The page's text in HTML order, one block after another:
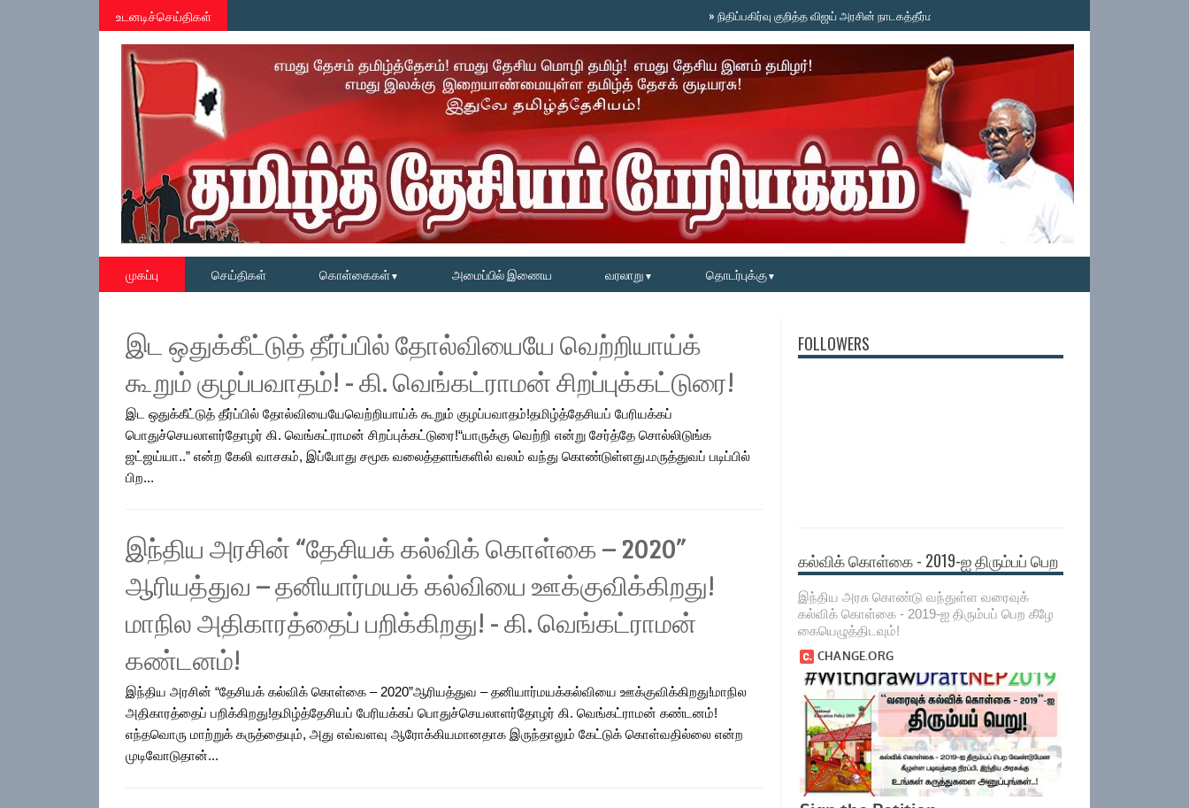
உடனடிச்செய்திகள் நிதிப்பகிர்வு குறித்த விஜய் அரசின் நாடகத்தீர்மானம்! தமிழ்த்தேசியப் பேரியக்கம் கண்டனம்!
முகப்பு செய்திகள் கொள்கைகள்▼ அமைப்பில் இணைய வரலாறு ▼ தொடர்புக்கு▼
இட ஒதுக்கீட்டுத் தீர்ப்பில் தோல்வியையே வெற்றியாய்க்
கூறும் குழப்பவாதம்! - கி. வெங்கட்ராமன் சிறப்புக்கட்டுரை!
இட ஒதுக்கீட்டுத் தீர்ப்பில் தோல்வியையேவெற்றியாய்க் கூறும் குழப்பவாதம்!தமிழ்த்தேசியப் பேரியக்கப்
பொதுச்செயலாளர்தோழர் கி. வெங்கட்ராமன் சிறப்புக்கட்டுரை!“யாருக்கு வெற்றி என்று சேர்த்தே சொல்லிடுங்க
ஜட்ஜய்யா..” என்ற கேலி வாசகம், இப்போது சமூக வலைத்தளங்களில் வலம் வந்து கொண்டுள்ளது.மருத்துவப் படிப்பில்
பிற...
இந்திய அரசின் “தேசியக் கல்விக் கொள்கை – 2020”
ஆரியத்துவ – தனியார்மயக் கல்வியை ஊக்குவிக்கிறது!
மாநில அதிகாரத்தைப் பறிக்கிறது! - கி. வெங்கட்ராமன்
கண்டனம்!
இந்திய அரசின் “தேசியக் கல்விக் கொள்கை – 2020”ஆரியத்துவ – தனியார்மயக்கல்வியை ஊக்குவிக்கிறது!மாநில
அதிகாரத்தைப் பறிக்கிறது!தமிழ்த்தேசியப் பேரியக்கப் பொதுச்செயலாளர்தோழர் கி. வெங்கட்ராமன் கண்டனம்!
எந்தவொரு மாற்றுக் கருத்தையும், அது எவ்வளவு ஆரோக்கியமானதாக இருந்தாலும் கேட்டுக் கொள்வதில்லை என்ற
முடிவோடுதான்...
FOLLOWERS
கல்விக் கொள்கை - 2019-ஐ திரும்பப் பெற
இந்திய அரசு கொண்டு வந்துள்ள வரைவுக்
கல்விக் கொள்கை - 2019-ஐ திரும்பப் பெற கீழே
கையெழுத்திடவும்!